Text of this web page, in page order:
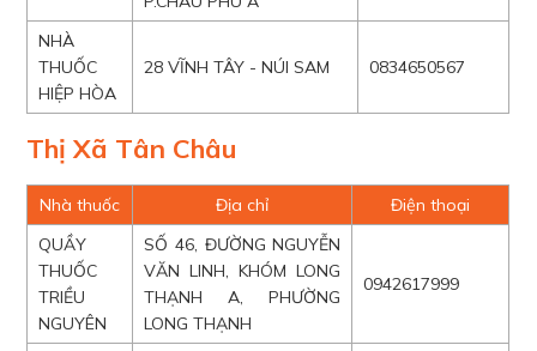
NHÀ
THUỐC
HIỆP HÒA
28 VĨNH TÂY - NÚI SAM 0834650567
Thị Xã Tân Châu
Nhà thuốc Địa chỉ
Điện thoại
QUẦY
THUỐC
TRIỀU
NGUYÊN
SỐ 46, ĐƯỜNG NGUYỄN
VĂN LINH, KHÓM LONG
THẠNH A, PHƯỜNG
LONG THẠNH
0942617999